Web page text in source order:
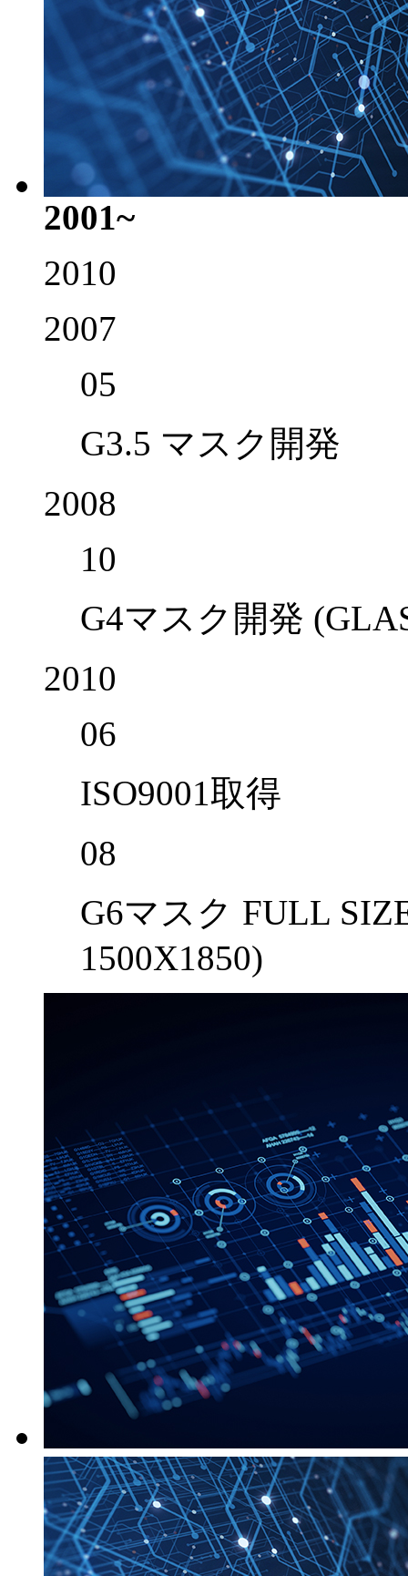
2001~
2010
2007
05
G3.5 マスク開発
2008
10
G4マスク開発
2010
06
ISO9001取得
08
G6マスク FULL
1500X1850)